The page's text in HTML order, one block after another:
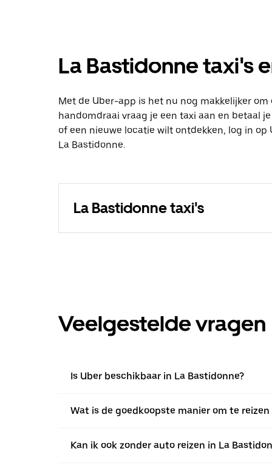
La Bastidonne taxi's
Met de Uber-app is het nu nog makkelijker
handomdraai vraag je een taxi aan en betaal
of een nieuwe locatie wilt ontdekken, log in
La Bastidonne.
La Bastidonne taxi's
Veelgestelde vragen
Is Uber beschikbaar in La Bastidonne?
Wat is de goedkoopste manier om te reizen
Kan ik ook zonder auto reizen in La